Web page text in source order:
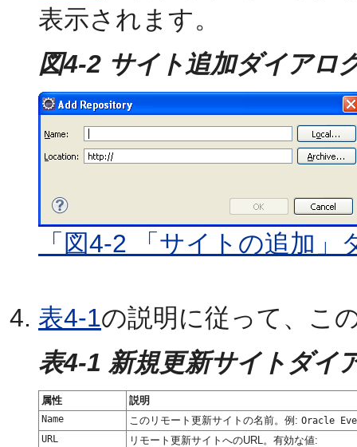
表示されます。
図4-2 サイト追加ダイアロ
「図4-2 「サイトの追加
表4-1の説明に従って、こ
表4-1 新規更新サイトダイ
属性 説明
Name このリモート更新サイトの名前。例: Oracle
URL
リモート更新サイトへのURL。有効な値: